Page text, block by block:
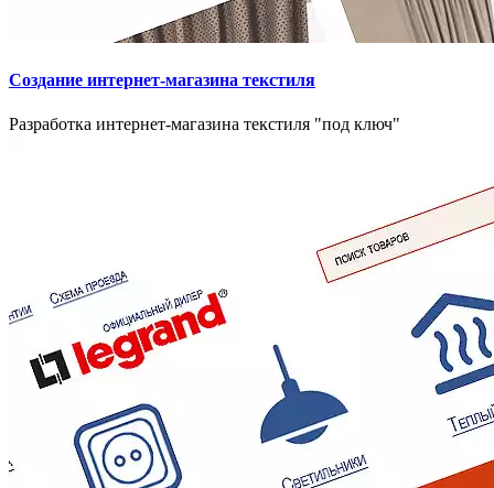
Создание интернет-магазина текстиля
Разработка интернет-магазина текстиля "под ключ"